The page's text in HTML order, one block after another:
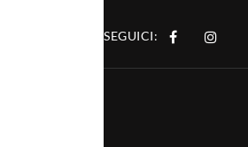
SEGUICI: